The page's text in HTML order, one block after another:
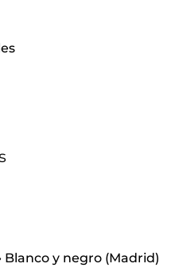
Blanco y negro (Madrid)